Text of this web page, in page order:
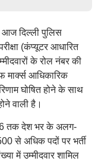
दिल्ली पुलिस
(कंप्यूटर आधारित
के रोल नंबर की
आधिकारिक
घोषित होने के साथ
वाली है।
तक देश भर के अलग-
से अधिक पदों पर भर्ती
में उम्मीदवार शामिल